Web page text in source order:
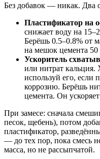
Без добавок — никак. Два
Пластификатор на
снижает воду на
Берёшь 0.5–0.8% от
на мешок цемента 50
Ускоритель
или нитрат
используй его, если
коррозию. Берёшь
цемента. Он
При замесе: сначала
песок, щебень), потом
пластификатор,
— до тех пор, пока смесь
масса, но не рассыпчатой.